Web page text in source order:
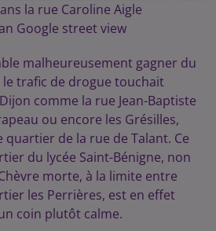
la rue Caroline Aigle
Google street view
malheureusement gagner du
trafic de drogue touchait
comme la rue Jean-Baptiste
ou encore les Grésilles,
de la rue de Talant. Ce
du lycée Saint-Bénigne, non
morte, à la limite entre
les Perrières, est en effet
coin plutôt calme.